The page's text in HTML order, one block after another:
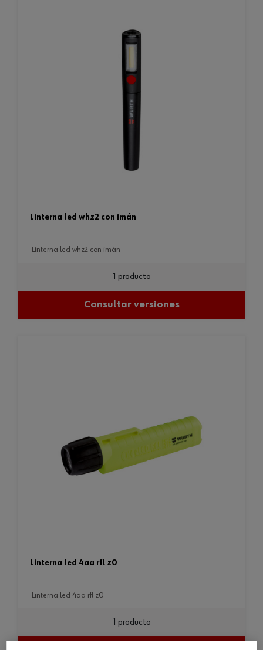
linterna led whz2 con imán
linterna led whz2 con imán
1 producto
Consultar versiones
linterna led 4aa rfl z0
linterna led 4aa rfl z0
1 producto